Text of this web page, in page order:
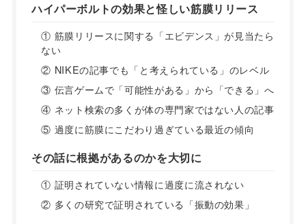
ハイパーボルトの効果と怪しい筋膜リリース
① 筋膜リリースに関する「エビデンス」が見当たら
ない
② NIKEの記事でも「と考えられている」のレベル
③ 伝言ゲームで「可能性がある」から「できる」へ
④ ネット検索の多くが体の専門家ではない人の記事
⑤ 過度に筋膜にこだわり過ぎている最近の傾向
その話に根拠があるのかを大切に
① 証明されていない情報に過度に流されない
② 多くの研究で証明されている「振動の効果」